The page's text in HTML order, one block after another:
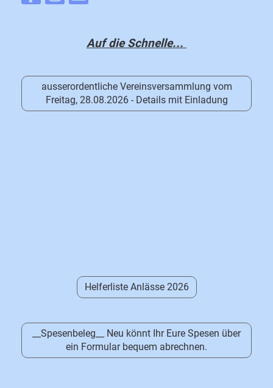
Auf die Schnelle...
ausserordentliche Vereinsversammlung vom
Freitag, 28.08.2026 - Details mit Einladung
Helferliste Anlässe 2026
__Spesenbeleg__ Neu könnt Ihr Eure Spesen über
ein Formular bequem abrechnen.